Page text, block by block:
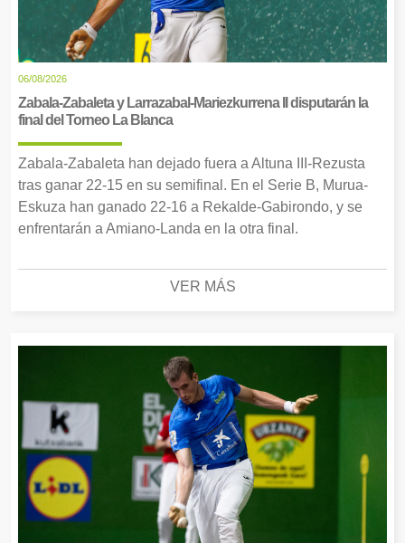
06/08/2026
Zabala-Zabaleta y Larrazabal-Mariezkurrena II disputarán la
final del Torneo La Blanca
Zabala-Zabaleta han dejado fuera a Altuna III-Rezusta
tras ganar 22-15 en su semifinal. En el Serie B, Murua-
Eskuza han ganado 22-16 a Rekalde-Gabirondo, y se
enfrentarán a Amiano-Landa en la otra final.
VER MÁS